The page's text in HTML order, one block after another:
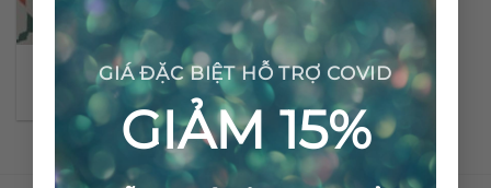
GIÁ ĐẶC BIỆT HỖ TRỢ COVID
GIẢM 15%
Gạch bông cổ điển CTS
56.3